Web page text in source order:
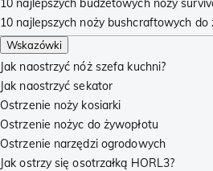
10 najlepszych budżetowych noży
10 najlepszych noży bushcraftowych do
Wskazówki
Jak naostrzyć nóż szefa kuchni?
Jak naostrzyć sekator
Ostrzenie noży kosiarki
Ostrzenie nożyc do żywopłotu
Ostrzenie narzędzi ogrodowych
Jak ostrzy się osotrzałką HORL3?